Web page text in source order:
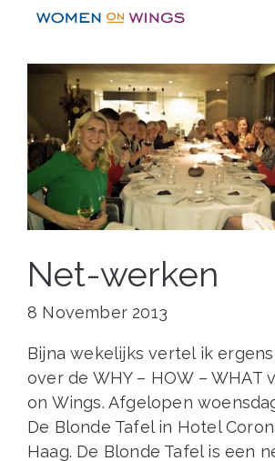
content
Net-werken
8 November 2013
Bijna wekelijks vertel ik
over de WHY – HOW – WHAT
on Wings. Afgelopen
De Blonde Tafel in Hotel
Haag. De Blonde Tafel is een